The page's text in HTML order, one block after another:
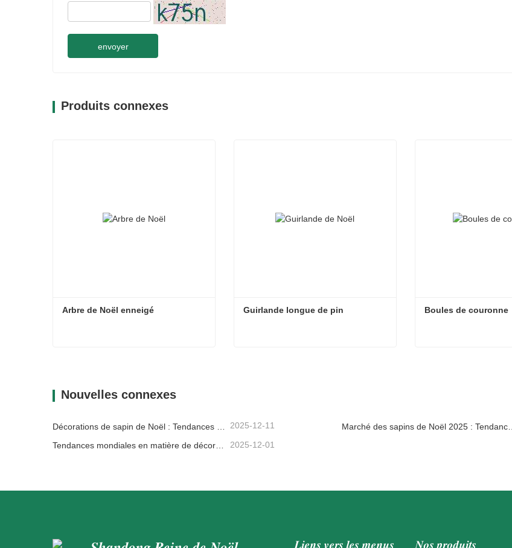
envoyer
Produits connexes
Arbre de Noël enneigé Guirlande longue de pin Boules de couronne
Nouvelles connexes
2025-12-11 Marché des sapins de Noël 2025 : Tendances, technologies et guide d’approvisionnement pour les acheteurs B2B
2025-12-01
Liens vers les menus Nos produits